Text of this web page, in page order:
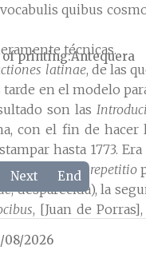
quibus
técnicas.
latinae, de las
en el modelo
son las
con el fin de
hasta 1773.
lasrepetitio
, desparecida), la
, [Juan de
accentu
De analogia hoc est
of printing Antequera
Next End
08/2026